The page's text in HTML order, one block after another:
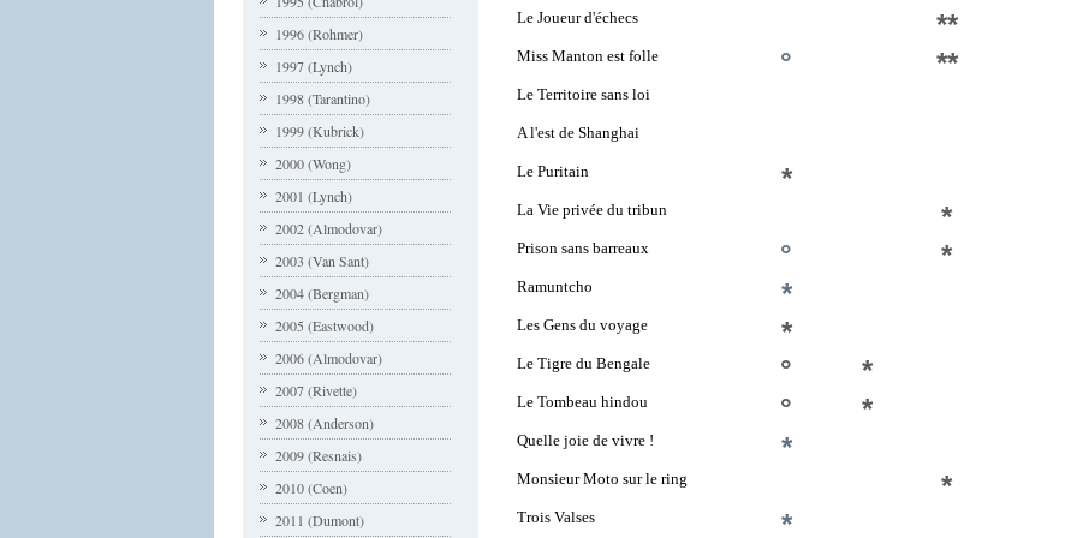
1996 (Rohmer)
1997 (Lynch)
1998 (Tarantino)
1999 (Kubrick)
2000 (Wong)
2001 (Lynch)
2002 (Almodovar)
2003 (Van Sant)
2004 (Bergman)
2005 (Eastwood)
2006 (Almodovar)
2007 (Rivette)
2008 (Anderson)
2009 (Resnais)
2010 (Coen)
2011 (Dumont)
Le Joueur d'échecs **
Miss Manton est folle ° **
Le Territoire sans loi
A l'est de Shanghai
Le Puritain *
La Vie privée du tribun *
Prison sans barreaux ° *
Ramuntcho *
Les Gens du voyage *
Le Tigre du Bengale ° *
Le Tombeau hindou ° *
Quelle joie de vivre ! *
Monsieur Moto sur le ring *
Trois Valses *